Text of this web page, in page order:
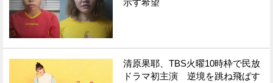
清原果耶、TBS火曜10時枠で民放
ドラマ初主演 逆境を跳ね飛ばす